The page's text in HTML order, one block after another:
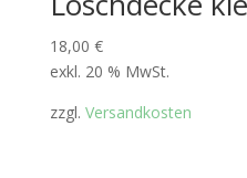
18,00 €
exkl. 20 % MwSt.
zzgl. Versandkosten